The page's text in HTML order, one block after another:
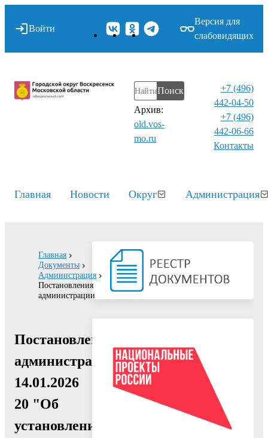
Войти
Версия для
слабовидящих
Поиск
Архив:
old.vos-
mo.ru
+7 (496)
442-04-50
+7 (496)
442-06-66
Контакты⁠
Главная Новости Округ Администрация
Главная
Документы
Администрация
Постановления
администрации
Постановление
администрации
14.01.2026
20 "Об
установлении